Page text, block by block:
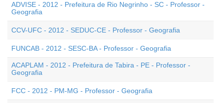
ADVISE - 2012 - Prefeitura de Rio Negrinho - SC - Professor -
Geografia
CCV-UFC - 2012 - SEDUC-CE - Professor - Geografia
FUNCAB - 2012 - SESC-BA - Professor - Geografia
ACAPLAM - 2012 - Prefeitura de Tabira - PE - Professor -
Geografia
FCC - 2012 - PM-MG - Professor - Geografia